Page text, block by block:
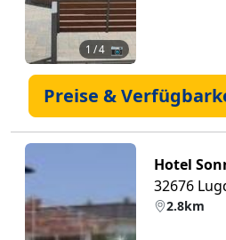
1 / 4 📷
Preise &
Hotel
32676
2.8km